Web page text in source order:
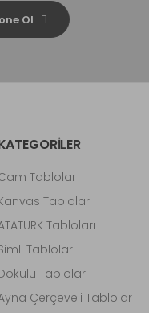
Ol
Tablolar
Tablolar
Tabloları
Tablolar
Tablolar
Çerçeveli Tablolar